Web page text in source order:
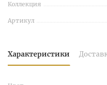
Коллекция
Артикул
Характеристики